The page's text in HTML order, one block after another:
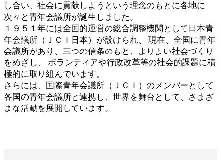
し合い、社会に貢献しようという理念のもとに各地に
次々と青年会議所が誕生しました。
１９５１年には全国的運営の総合調整機関として日本青
年会議所（ＪＣＩ日本）が設けられ、 現在、全国に青年
会議所があり、三つの信条のもと、よりよい社会づくり
をめざし、 ボランティアや行政改革等の社会的課題に積
極的に取り組んでいます。
さらには、国際青年会議所（ＪＣＩ）のメンバーとして
各国の青年会議所と連携し、世界を舞台として、さまざ
まな活動を展開しています。